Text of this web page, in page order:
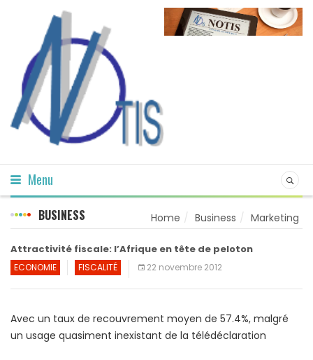
Menu
BUSINESS Home Business Marketing
Attractivité fiscale: l’Afrique en tête de peloton
ECONOMIE FISCALITÉ 22 novembre 2012
Avec un taux de recouvrement moyen de 57.4%, malgré
un usage quasiment inexistant de la télédéclaration